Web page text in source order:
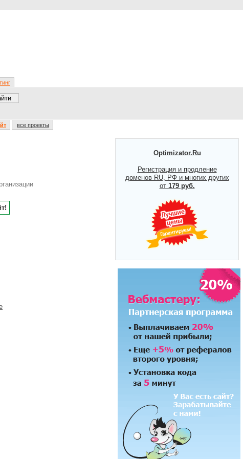
все проекты
Optimizator.Ru
Регистрация и продление
доменов RU, РФ и многих других
от 179 руб.